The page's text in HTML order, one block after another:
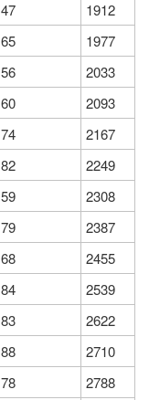
47
1912
65
1977
56
2033
60
2093
74
2167
82
2249
59
2308
79
2387
68
2455
84
2539
83
2622
88
2710
78
2788